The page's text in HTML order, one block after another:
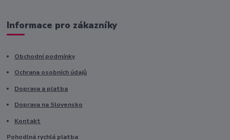
Informace pro zákazníky
Obchodní podmínky
Ochrana osobních údajů
Doprava a platba
Doprava na Slovensko
Kontakt
Pohodlná rychlá platba